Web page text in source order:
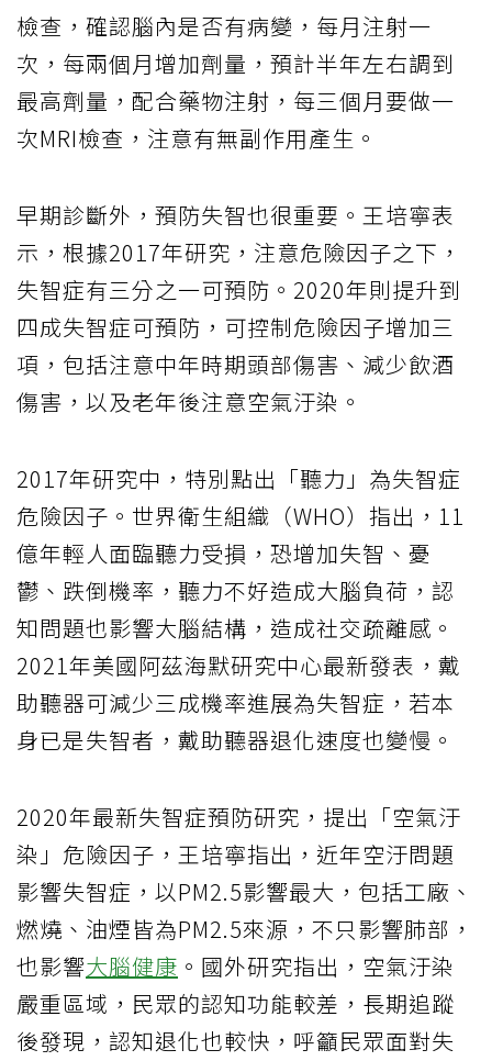
檢查，確認腦內是否有病變，每月注射一
次，每兩個月增加劑量，預計半年左右調到
最高劑量，配合藥物注射，每三個月要做一
次MRI檢查，注意有無副作用產生。
早期診斷外，預防失智也很重要。王培寧表
示，根據2017年研究，注意危險因子之下，
失智症有三分之一可預防。2020年則提升到
四成失智症可預防，可控制危險因子增加三
項，包括注意中年時期頭部傷害、減少飲酒
傷害，以及老年後注意空氣汙染。
2017年研究中，特別點出「聽力」為失智症
危險因子。世界衛生組織（WHO）指出，11
億年輕人面臨聽力受損，恐增加失智、憂
鬱、跌倒機率，聽力不好造成大腦負荷，認
知問題也影響大腦結構，造成社交疏離感。
2021年美國阿茲海默研究中心最新發表，戴
助聽器可減少三成機率進展為失智症，若本
身已是失智者，戴助聽器退化速度也變慢。
2020年最新失智症預防研究，提出「空氣汙
染」危險因子，王培寧指出，近年空汙問題
影響失智症，以PM2.5影響最大，包括工廠、
燃燒、油煙皆為PM2.5來源，不只影響肺部，
也影響大腦健康 。國外研究指出，空氣汙染
嚴重區域，民眾的認知功能較差，長期追蹤
後發現，認知退化也較快，呼籲民眾面對失